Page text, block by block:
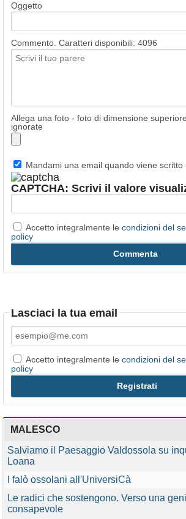
Oggetto
Commento. Caratteri disponibili: 4096
Allega una foto - foto di dimensione
ignorate
Mandami una email quando viene scritto
CAPTCHA: Scrivi il valore
Accetto integralmente le condizioni del
policy
Lasciaci la tua email
Accetto integralmente le condizioni del
policy
MALESCO
Salviamo il Paesaggio Valdossola su
Loana
I falò ossolani all'UniversiCà
Le radici che sostengono. Verso una
consapevole